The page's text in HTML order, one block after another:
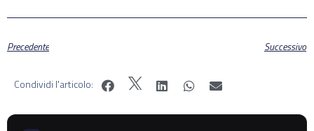
Precedente Successivo
Condividi l'articolo: